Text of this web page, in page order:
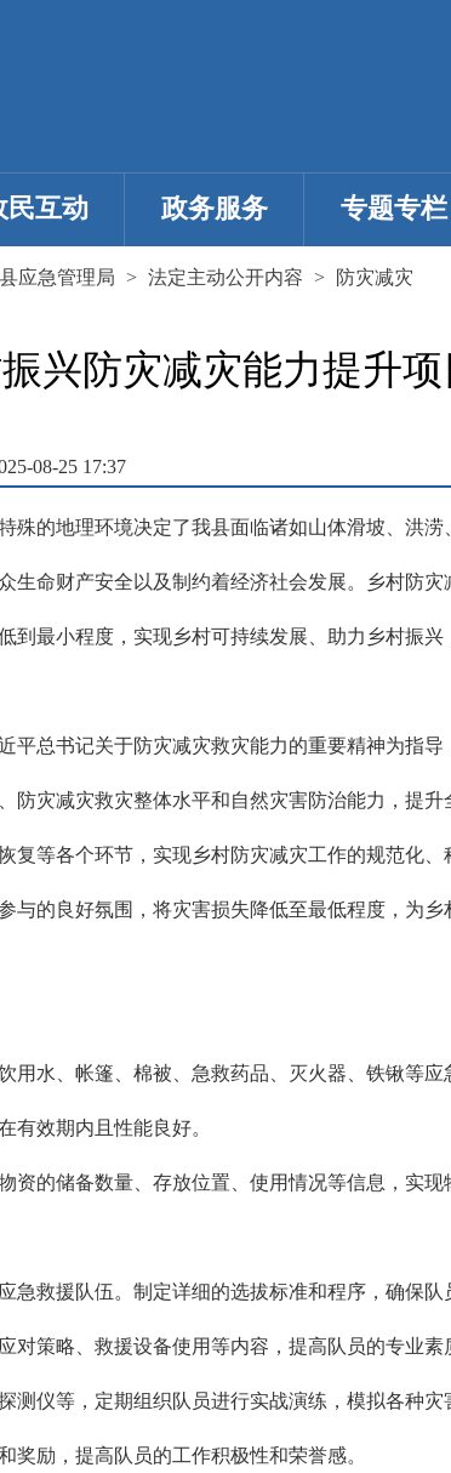
民互动 政务服务 专题专栏
应急管理局 > 法定主动公开内容 > 防灾减灾
兴防灾减灾能力提升
08-25 17:37
殊的地理环境决定了我县面临诸如山体滑坡、洪
生命财产安全以及制约着经济社会发展。乡村防
最小程度，实现乡村可持续发展、助力乡村振兴
平总书记关于防灾减灾救灾能力的重要精神为指
防灾减灾救灾整体水平和自然灾害防治能力，提
复等各个环节，实现乡村防灾减灾工作的规范化
的良好氛围，将灾害损失降低至最低程度，为乡
用水、帐篷、棉被、急救药品、灭火器、铁锹等
有效期内且性能良好。
的储备数量、存放位置、使用情况等信息，实现
救援队伍。制定详细的选拔标准和程序，确保
策略、救援设备使用等内容，提高队员的专业素
测仪等，定期组织队员进行实战演练，模拟各种
励，提高队员的工作积极性和荣誉感。